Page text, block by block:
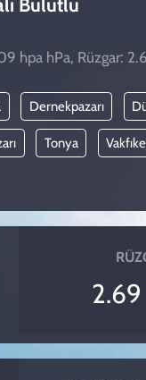
hpa hPa, Rüzgar:
Dernekpazarı
Tonya